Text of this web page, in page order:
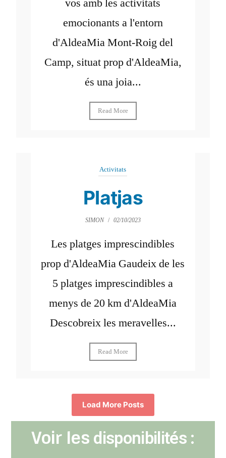
vos amb les activitats
emocionants a l'entorn
d'AldeaMia Mont-Roig del
Camp, situat prop d'AldeaMia,
és una joia...
Read More
Activitats
Platjas
SIMON / 02/10/2023
Les platges imprescindibles
prop d'AldeaMia Gaudeix de les
5 platges imprescindibles a
menys de 20 km d'AldeaMia
Descobreix les meravelles...
Read More
Load More Posts
Voir les disponibilités :